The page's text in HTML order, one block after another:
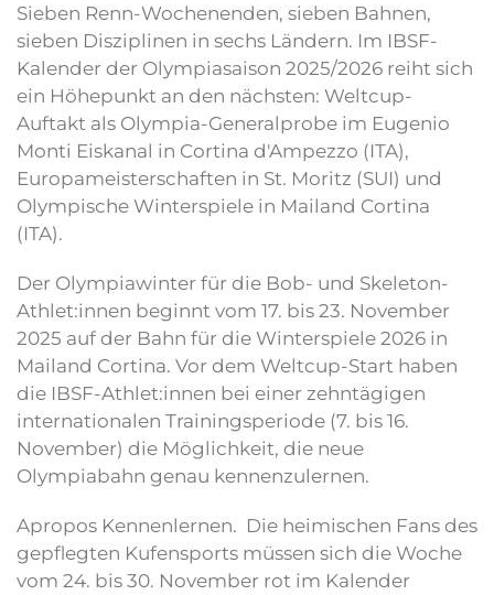
Sieben Renn-Wochenenden, sieben Bahnen,
sieben Disziplinen in sechs Ländern. Im IBSF-
Kalender der Olympiasaison 2025/2026 reiht sich
ein Höhepunkt an den nächsten: Weltcup-
Auftakt als Olympia-Generalprobe im Eugenio
Monti Eiskanal in Cortina d'Ampezzo (ITA),
Europameisterschaften in St. Moritz (SUI) und
Olympische Winterspiele in Mailand Cortina
(ITA).
Der Olympiawinter für die Bob- und Skeleton-
Athlet:innen beginnt vom 17. bis 23. November
2025 auf der Bahn für die Winterspiele 2026 in
Mailand Cortina. Vor dem Weltcup-Start haben
die IBSF-Athlet:innen bei einer zehntägigen
internationalen Trainingsperiode (7. bis 16.
November) die Möglichkeit, die neue
Olympiabahn genau kennenzulernen.
Apropos Kennenlernen. Die heimischen Fans des
gepflegten Kufensports müssen sich die Woche
vom 24. bis 30. November rot im Kalender